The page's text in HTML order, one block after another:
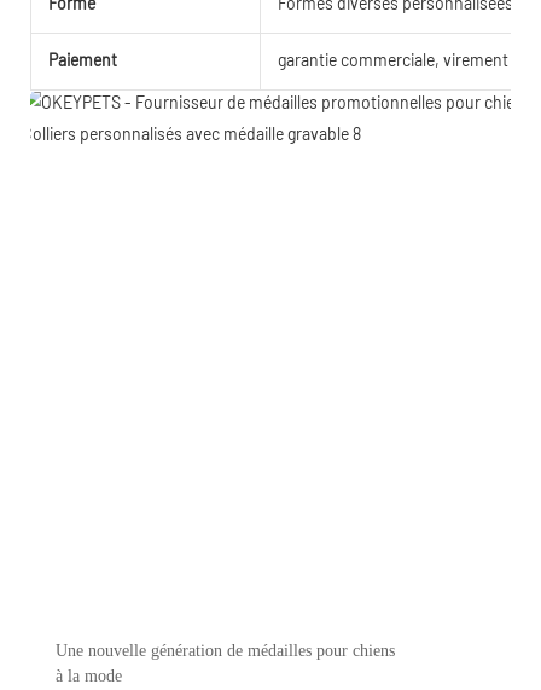
Paiement garantie commerciale, virement
Une nouvelle génération de médailles pour chiens
à la mode